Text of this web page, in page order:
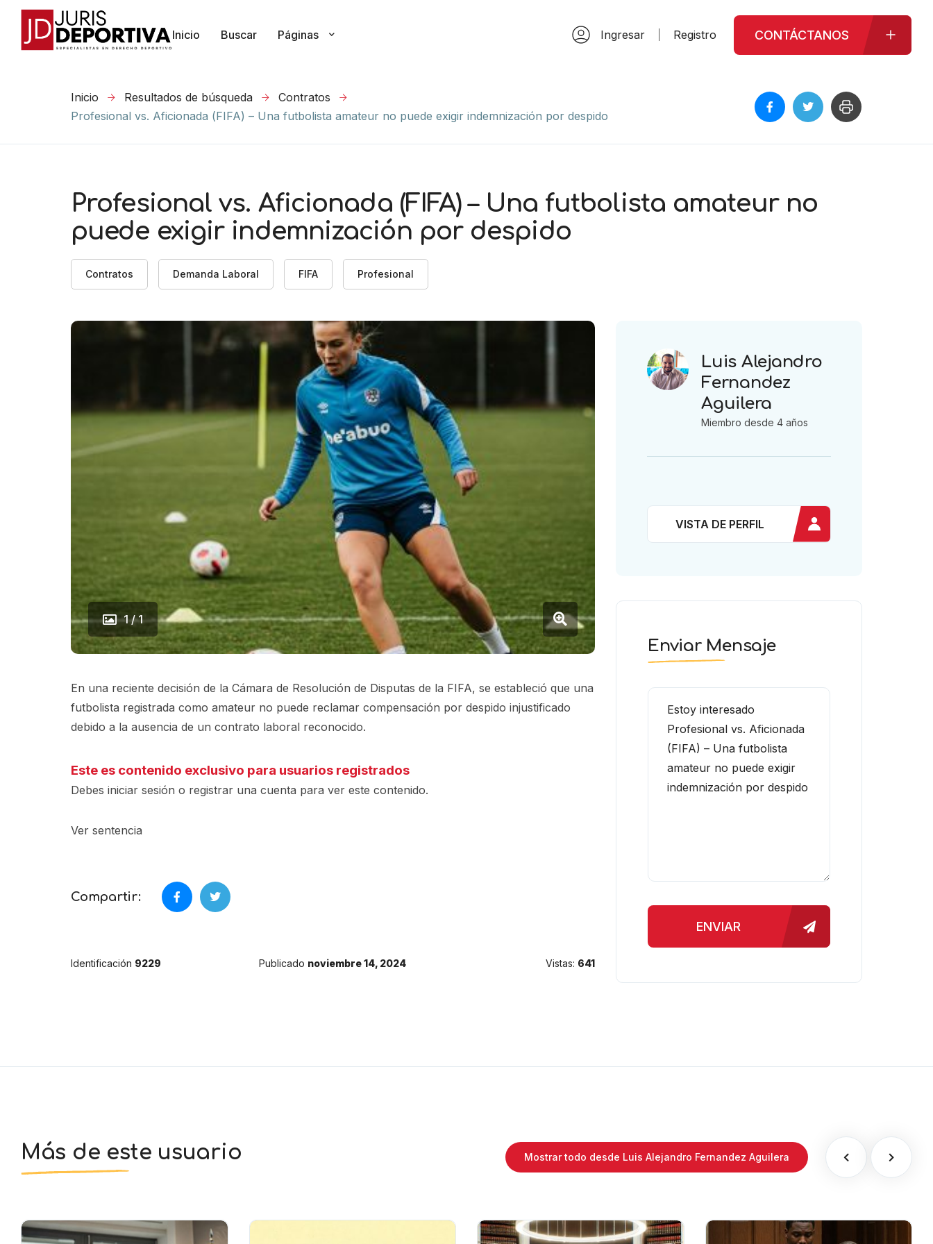
Inicio Buscar Páginas Ingresar Registro CONTÁCTANOS
Inicio Resultados de búsqueda
Contratos
Profesional vs. Aficionada (FIFA) – Una futbolista amateur no puede exigir indemnización por despido
Profesional vs. Aficionada (FIFA) – Una futbolista amateur no
puede exigir indemnización por despido
Contratos Demanda Laboral FIFA Profesional
1 / 1
En una reciente decisión de la Cámara de Resolución de Disputas de la FIFA, se estableció que una
futbolista registrada como amateur no puede reclamar compensación por despido injustificado
debido a la ausencia de un contrato laboral reconocido.
Este es contenido exclusivo para usuarios registrados
Debes iniciar sesión o registrar una cuenta para ver este contenido.
Ver sentencia
Compartir:
Identificación 9229 Publicado noviembre 14, 2024 Vistas: 641
Luis Alejandro
Fernandez
Aguilera
Miembro desde 4 años
VISTA DE PERFIL
Enviar Mensaje
ENVIAR
Más de este usuario Mostrar todo desde Luis Alejandro Fernandez Aguilera